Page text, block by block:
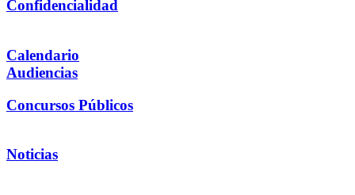
Confidencialidad
Calendario
Audiencias
Concursos Públicos
Noticias